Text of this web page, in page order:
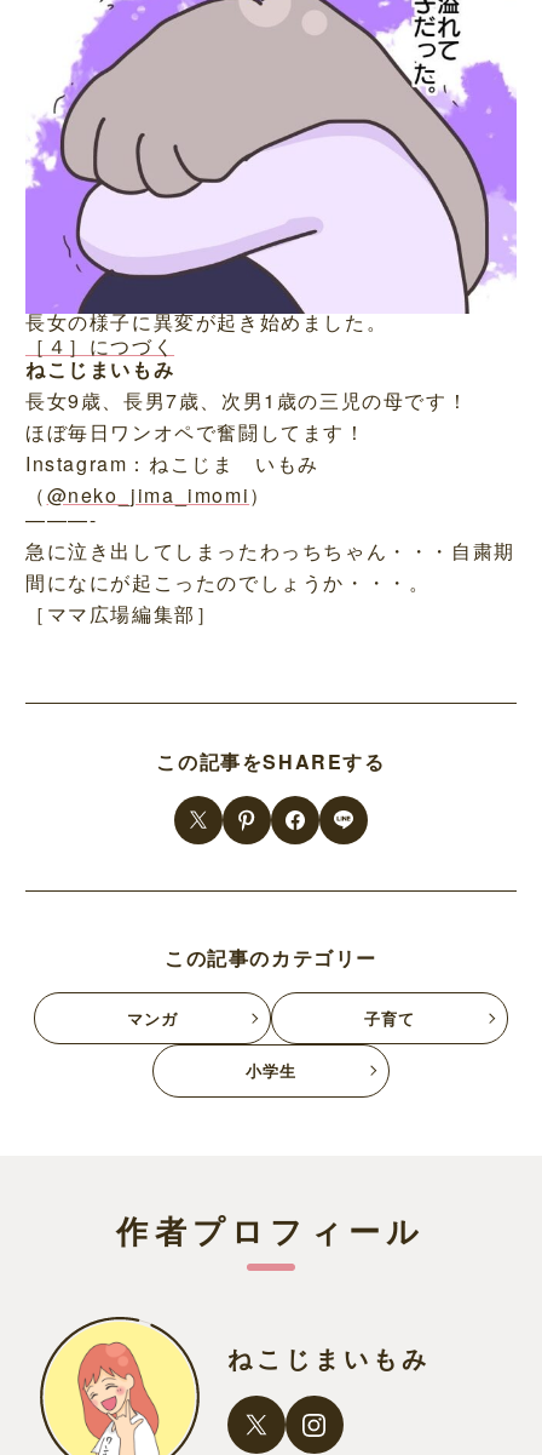
長女の様子に異変が起き始めました。
［４］につづく
ねこじまいもみ
長女9歳、長男7歳、次男1歳の三児の母です！
ほぼ毎日ワンオペで奮闘してます！
Instagram：ねこじま いもみ
（@neko_jima_imomi）
———-
急に泣き出してしまったわっちちゃん・・・自粛期
間になにが起こったのでしょうか・・・。
［ママ広場編集部］
この記事をSHAREする
この記事のカテゴリー
マンガ 子育て
小学生
作者プロフィール
ねこじまいもみ